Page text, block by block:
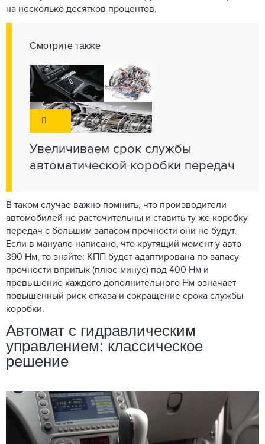
на несколько десятков процентов.
Смотрите также
Увеличиваем срок службы
автоматической коробки передач
В таком случае важно помнить, что производители
автомобилей не расточительны и ставить ту же коробку
передач с большим запасом прочности они не будут.
Если в мануале написано, что крутящий момент у авто
390 Нм, то знайте: КПП будет адаптирована по запасу
прочности впритык (плюс-минус) под 400 Нм и
превышение каждого дополнительного Нм означает
повышенный риск отказа и сокращение срока службы
коробки.
Автомат с гидравлическим
управлением: классическое
решение